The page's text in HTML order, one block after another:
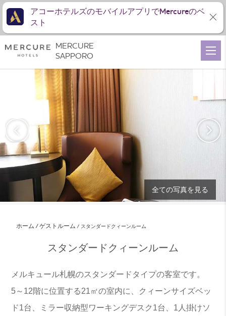
全ての写真を見る
ホーム ゲストルーム スタンダードクィーンルーム
スタンダードクィーンルーム
メルキュール札幌のスタンダードタイプの客室です。
5～12階に位置する21㎡の室内に、クィーンサイズベッ
ド1台、ミラー収納型ワーキングデスク1台、1人掛けソ
MERCURE
SAPPORO
アコーホテルズのモバイルアプリでMercureのベ
スト